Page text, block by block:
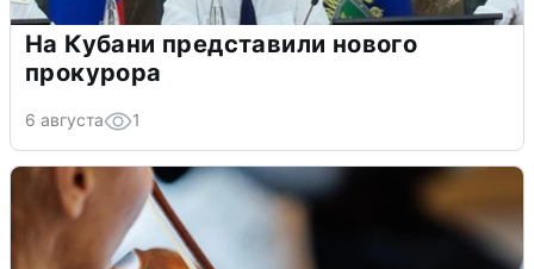
На Кубани представили нового
прокурора
6 августа 1